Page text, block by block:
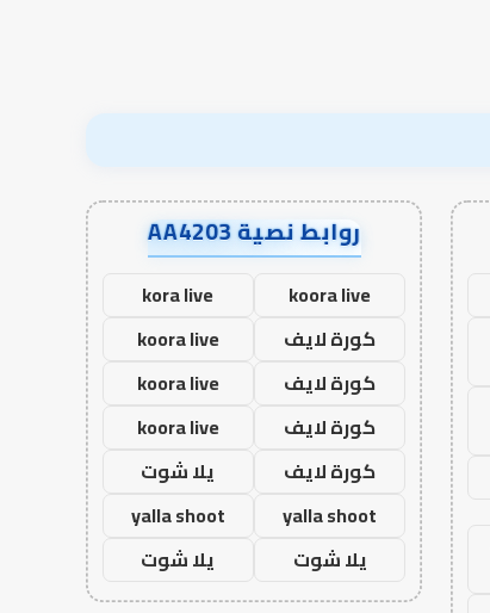
روابط نصية AA4203
koora live
kora live
كورة لايف
koora live
كورة لايف
koora live
كورة لايف
koora live
كورة لايف
يلا شوت
yalla shoot
yalla shoot
يلا شوت
يلا شوت